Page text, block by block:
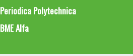
Periodica Polytechnica
BME Alfa